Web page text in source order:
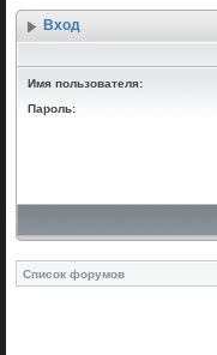
Вход
Имя пользователя:
Пароль:
Список форумов